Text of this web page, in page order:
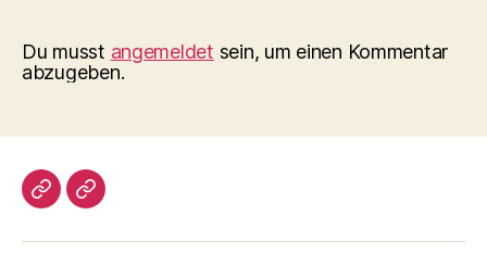
Du musst angemeldet sein, um einen Kommentar
abzugeben.
Impressum/DatSchutz
Beliebte